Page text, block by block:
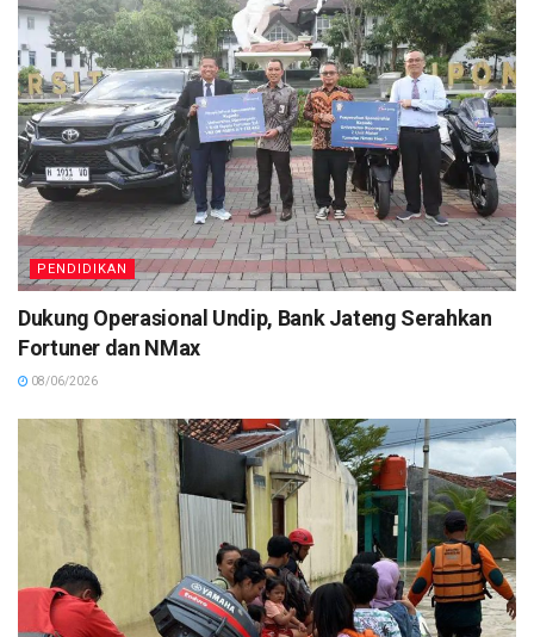
PENDIDIKAN
Dukung Operasional Undip, Bank Jateng Serahkan
Fortuner dan NMax
08/06/2026